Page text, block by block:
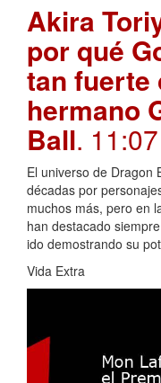
Akira
por qué
tan fuerte
hermano
Ball. 11:07
El universo de Dragon
décadas por
muchos más, pero en
han destacado
ido demostrando su
Vida Extra